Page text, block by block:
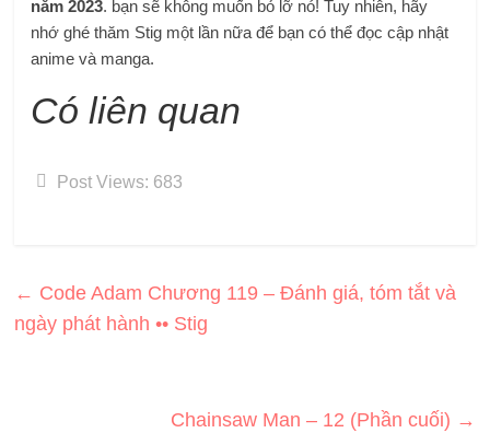
năm 2023. bạn sẽ không muốn bỏ lỡ nó! Tuy nhiên, hãy
nhớ ghé thăm Stig một lần nữa để bạn có thể đọc cập nhật
anime và manga.
Có liên quan
Post Views: 683
← Code Adam Chương 119 – Đánh giá, tóm tắt và
ngày phát hành •• Stig
Chainsaw Man – 12 (Phần cuối) →